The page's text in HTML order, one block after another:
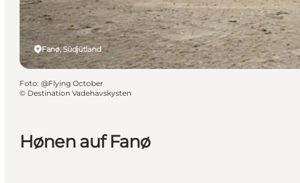
Hønen auf Fanø
Fanø, Südjütland
Foto: @Flying October
© Destination Vadehavskysten